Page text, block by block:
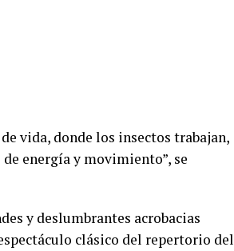
vida, donde los insectos trabajan,
energía y movimiento”, se
y deslumbrantes acrobacias
clásico del repertorio del